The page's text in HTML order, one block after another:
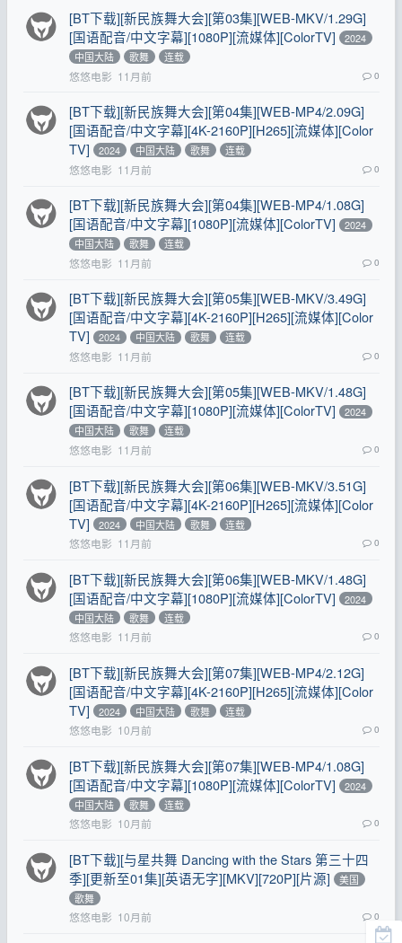
[BT下载][新民族舞大会][第03集][WEB-MKV/1.29G]
[国语配音/中文字幕][1080P][流媒体][ColorTV]
2024
中国大陆
歌舞 连载
悠悠电影 11月前 0
[BT下载][新民族舞大会][第04集][WEB-MP4/2.09G]
[国语配音/中文字幕][4K-2160P][H265][流媒体][Color
TV]
2024 中国大陆 歌舞 连载
悠悠电影 11月前 0
[BT下载][新民族舞大会][第04集][WEB-MP4/1.08G]
[国语配音/中文字幕][1080P][流媒体][ColorTV]
2024
中国大陆
歌舞 连载
悠悠电影 11月前 0
[BT下载][新民族舞大会][第05集][WEB-MKV/3.49G]
[国语配音/中文字幕][4K-2160P][H265][流媒体][Color
TV]
2024 中国大陆 歌舞 连载
悠悠电影 11月前 0
[BT下载][新民族舞大会][第05集][WEB-MKV/1.48G]
[国语配音/中文字幕][1080P][流媒体][ColorTV]
2024
中国大陆
歌舞 连载
悠悠电影 11月前 0
[BT下载][新民族舞大会][第06集][WEB-MKV/3.51G]
[国语配音/中文字幕][4K-2160P][H265][流媒体][Color
TV]
2024 中国大陆 歌舞 连载
悠悠电影 11月前 0
[BT下载][新民族舞大会][第06集][WEB-MKV/1.48G]
[国语配音/中文字幕][1080P][流媒体][ColorTV]
2024
中国大陆
歌舞 连载
悠悠电影 11月前 0
[BT下载][新民族舞大会][第07集][WEB-MP4/2.12G]
[国语配音/中文字幕][4K-2160P][H265][流媒体][Color
TV]
2024 中国大陆 歌舞 连载
悠悠电影 10月前 0
[BT下载][新民族舞大会][第07集][WEB-MP4/1.08G]
[国语配音/中文字幕][1080P][流媒体][ColorTV]
2024
中国大陆
歌舞 连载
悠悠电影 10月前 0
[BT下载][与星共舞 Dancing with the Stars 第三十四
季][更新至01集][英语无字][MKV][720P][片源]
美国
歌舞
悠悠电影 10月前 0